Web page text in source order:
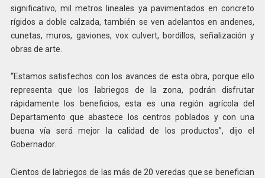
significativo, mil metros lineales ya pavimentados en concreto
rígidos a doble calzada, también se ven adelantos en andenes,
cunetas, muros, gaviones, vox culvert, bordillos, señalización y
obras de arte.
“Estamos satisfechos con los avances de esta obra, porque ello
representa que los labriegos de la zona, podrán disfrutar
rápidamente los beneficios, esta es una región agrícola del
Departamento que abastece los centros poblados y con una
buena vía será mejor la calidad de los productos”, dijo el
Gobernador.
Cientos de labriegos de las más de 20 veredas que se benefician